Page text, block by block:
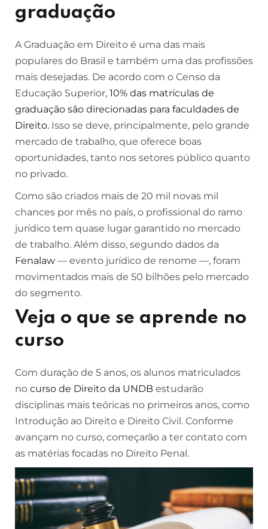
graduação
A Graduação em Direito é uma das mais
populares do Brasil e também uma das profissões
mais desejadas. De acordo com o Censo da
Educação Superior, 10% das matrículas de
graduação são direcionadas para faculdades de
Direito. Isso se deve, principalmente, pelo grande
mercado de trabalho, que oferece boas
oportunidades, tanto nos setores público quanto
no privado.
Como são criados mais de 20 mil novas mil
chances por mês no país, o profissional do ramo
jurídico tem quase lugar garantido no mercado
de trabalho. Além disso, segundo dados da
Fenalaw — evento jurídico de renome —, foram
movimentados mais de 50 bilhões pelo mercado
do segmento.
Veja o que se aprende no
curso
Com duração de 5 anos, os alunos matriculados
no curso de Direito da UNDB estudarão
disciplinas mais teóricas no primeiros anos, como
Introdução ao Direito e Direito Civil. Conforme
avançam no curso, começarão a ter contato com
as matérias focadas no Direito Penal.